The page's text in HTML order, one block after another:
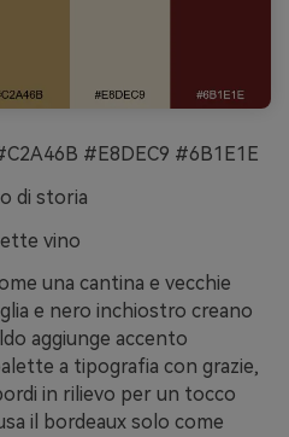
#E8DEC9 #6B1E1E
di storia
vino
una cantina e vecchie
e nero inchiostro creano
aggiunge accento
a tipografia con grazie,
in rilievo per un tocco
il bordeaux solo come